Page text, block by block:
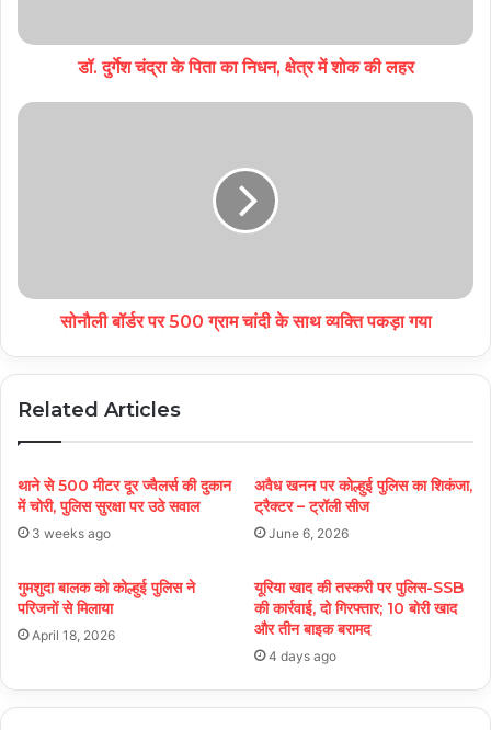
डॉ. दुर्गेश चंद्रा के पिता का निधन, क्षेत्र में शोक की लहर
सोनौली बॉर्डर पर 500 ग्राम चांदी के साथ व्यक्ति पकड़ा गया
Related Articles
थाने से 500 मीटर दूर ज्वैलर्स की दुकान
में चोरी, पुलिस सुरक्षा पर उठे सवाल
3 weeks ago
अवैध खनन पर कोल्हुई पुलिस का शिकंजा,
ट्रैक्टर – ट्रॉली सीज
June 6, 2026
गुमशुदा बालक को कोल्हुई पुलिस ने
परिजनों से मिलाया
April 18, 2026
यूरिया खाद की तस्करी पर पुलिस-SSB
की कार्रवाई, दो गिरफ्तार; 10 बोरी खाद
और तीन बाइक बरामद
4 days ago